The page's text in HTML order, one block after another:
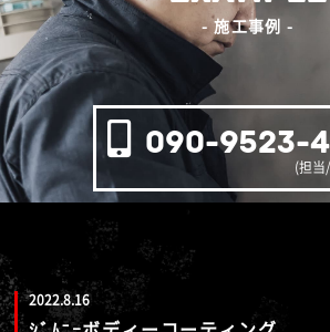
- 施工事例 -
090-9523-
(担
2022.8.16